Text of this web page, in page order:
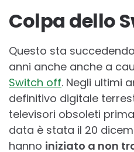
Colpa dello
Questo sta
anni anche anche a
Switch off. Negli ultimi
definitivo digitale
televisori obsoleti
data è stata il 20
hanno iniziato a non